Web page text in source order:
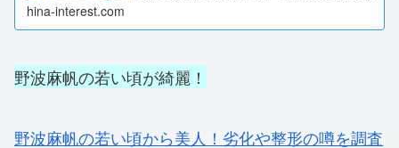
hina-interest.com
野波麻帆の若い頃が綺麗！
野波麻帆の若い頃から美人！劣化や整形の噂を調査